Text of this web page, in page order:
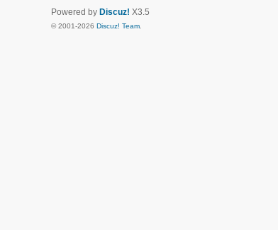
Powered by Discuz! X3.5
© 2001-2026 Discuz! Team